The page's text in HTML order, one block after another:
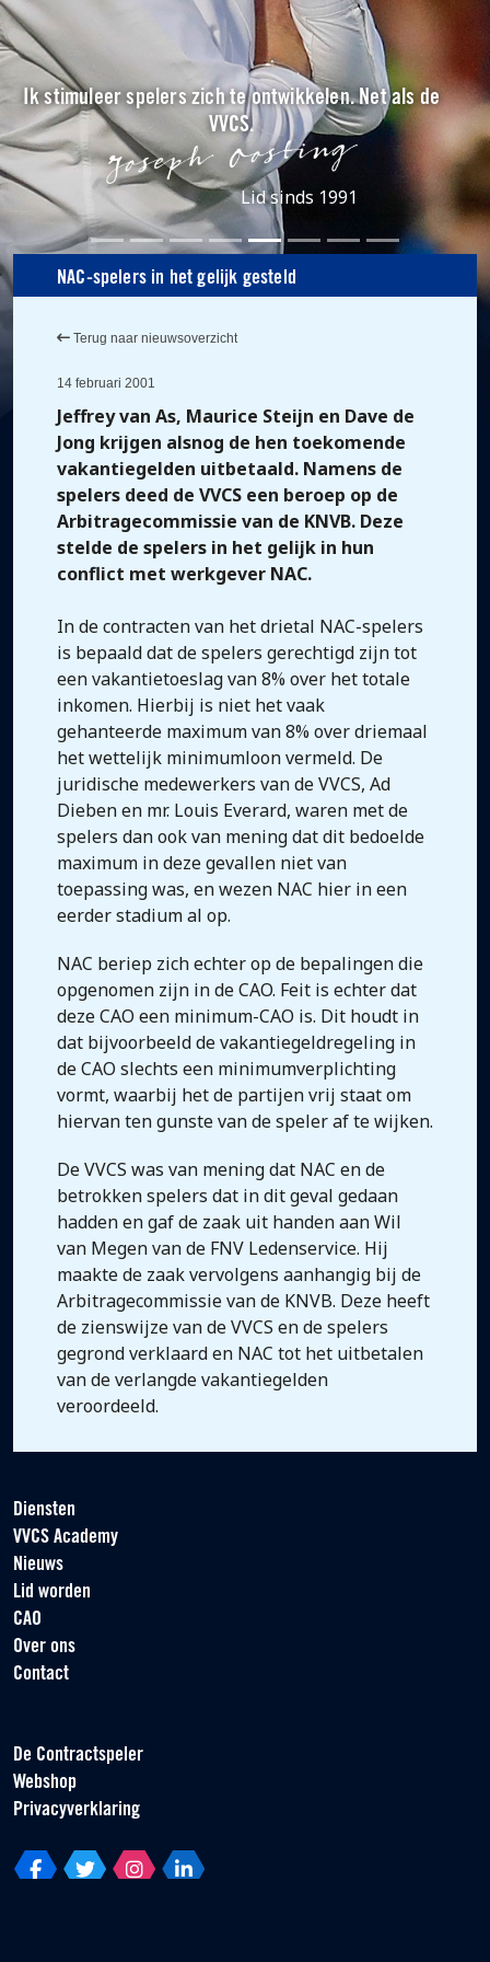
Ik stimuleer spelers zich te ontwikkelen. Net als de
VVCS.
Lid sinds 1991
NAC-spelers in het gelijk gesteld
Terug naar nieuwsoverzicht
14 februari 2001
Jeffrey van As, Maurice Steijn en Dave de
Jong krijgen alsnog de hen toekomende
vakantiegelden uitbetaald. Namens de
spelers deed de VVCS een beroep op de
Arbitragecommissie van de KNVB. Deze
stelde de spelers in het gelijk in hun
conflict met werkgever NAC.
In de contracten van het drietal NAC-spelers
is bepaald dat de spelers gerechtigd zijn tot
een vakantietoeslag van 8% over het totale
inkomen. Hierbij is niet het vaak
gehanteerde maximum van 8% over driemaal
het wettelijk minimumloon vermeld. De
juridische medewerkers van de VVCS, Ad
Dieben en mr. Louis Everard, waren met de
spelers dan ook van mening dat dit bedoelde
maximum in deze gevallen niet van
toepassing was, en wezen NAC hier in een
eerder stadium al op.
NAC beriep zich echter op de bepalingen die
opgenomen zijn in de CAO. Feit is echter dat
deze CAO een minimum-CAO is. Dit houdt in
dat bijvoorbeeld de vakantiegeldregeling in
de CAO slechts een minimumverplichting
vormt, waarbij het de partijen vrij staat om
hiervan ten gunste van de speler af te wijken.
De VVCS was van mening dat NAC en de
betrokken spelers dat in dit geval gedaan
hadden en gaf de zaak uit handen aan Wil
van Megen van de FNV Ledenservice. Hij
maakte de zaak vervolgens aanhangig bij de
Arbitragecommissie van de KNVB. Deze heeft
de zienswijze van de VVCS en de spelers
gegrond verklaard en NAC tot het uitbetalen
van de verlangde vakantiegelden
veroordeeld.
Diensten
VVCS Academy
Nieuws
Lid worden
CAO
Over ons
Contact
De Contractspeler
Webshop
Privacyverklaring